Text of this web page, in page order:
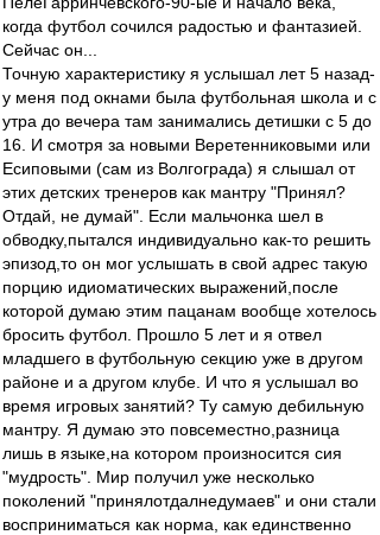
когда футбол сочился радостью и фантазией.
Сейчас он...
Точную характеристику я услышал лет 5 назад-
у меня под окнами была футбольная школа и с
утра до вечера там занимались детишки с 5 до
16. И смотря за новыми Веретенниковыми или
Есиповыми (сам из Волгограда) я слышал от
этих детских тренеров как мантру "Принял?
Отдай, не думай". Если мальчонка шел в
обводку,пытался индивидуально как-то решить
эпизод,то он мог услышать в свой адрес такую
порцию идиоматических выражений,после
которой думаю этим пацанам вообще хотелось
бросить футбол. Прошло 5 лет и я отвел
младшего в футбольную секцию уже в другом
районе и а другом клубе. И что я услышал во
время игровых занятий? Ту самую дебильную
мантру. Я думаю это повсеместно,разница
лишь в языке,на котором произносится сия
"мудрость". Мир получил уже несколько
поколений "принялотдалнедумаев" и они стали
восприниматься как норма, как единственно